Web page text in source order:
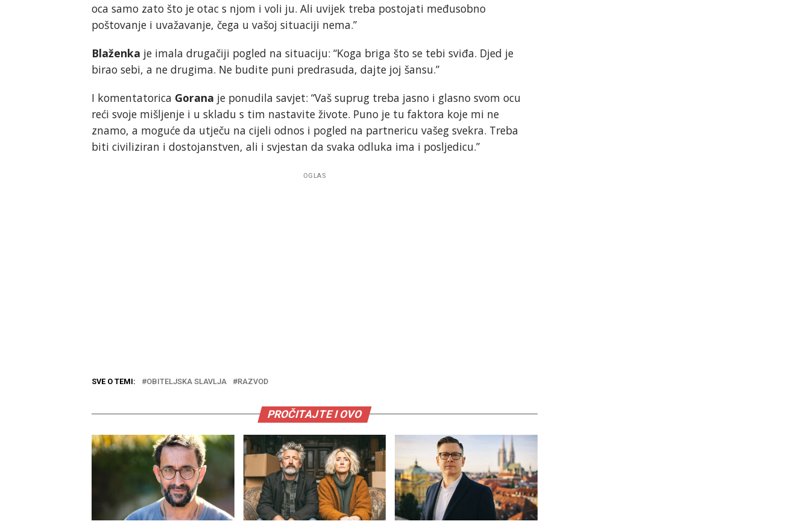
oca samo zato što je otac s njom i voli ju. Ali uvijek treba postojati međusobno
poštovanje i uvažavanje, čega u vašoj situaciji nema.”
Blaženka je imala drugačiji pogled na situaciju: “Koga briga što se tebi sviđa. Djed je
birao sebi, a ne drugima. Ne budite puni predrasuda, dajte joj šansu.”
I komentatorica Gorana je ponudila savjet: “Vaš suprug treba jasno i glasno svom ocu
reći svoje mišljenje i u skladu s tim nastavite živote. Puno je tu faktora koje mi ne
znamo, a moguće da utječu na cijeli odnos i pogled na partnericu vašeg svekra. Treba
biti civiliziran i dostojanstven, ali i svjestan da svaka odluka ima i posljedicu.”
OGLAS
SVE O TEMI: OBITELJSKA SLAVLJA RAZVOD
PROČITAJTE I OVO